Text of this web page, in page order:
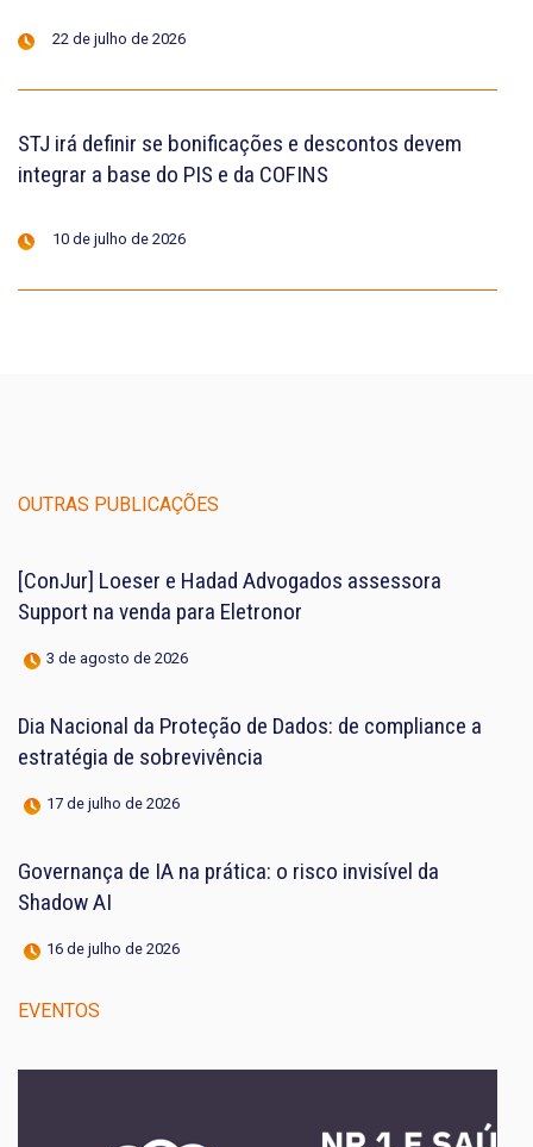
22 de julho de 2026
STJ irá definir se bonificações e descontos devem
integrar a base do PIS e da COFINS
10 de julho de 2026
OUTRAS PUBLICAÇÕES
[ConJur] Loeser e Hadad Advogados assessora
Support na venda para Eletronor
3 de agosto de 2026
Dia Nacional da Proteção de Dados: de compliance a
estratégia de sobrevivência
17 de julho de 2026
Governança de IA na prática: o risco invisível da
Shadow AI
16 de julho de 2026
EVENTOS